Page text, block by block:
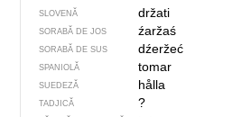
SLOVENĂ držati
SORABĂ DE JOS źaržaś
SORABĂ DE SUS dźeržeć
SPANIOLĂ tomar
SUEDEZĂ hålla
TADJICĂ ?